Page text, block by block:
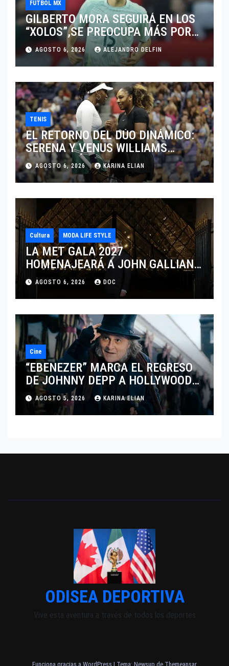
FÚTBOL MX
GILBERTO MORA SEGUIRÁ EN LOS
“XOLOS”,SE PREOCUPA MÁS POR
JUGAR EN SU EQUIPO.
AGOSTO 6, 2026 ALEJANDRO DELFIN
TENIS
EL RETORNO DEL DÚO DINÁMICO:
SERENA Y VENUS WILLIAMS
DISPUTARÁN LOS DOBLES EN
CINCINNATI 2026
AGOSTO 6, 2026 KARINA ELIAN
Cultura MODA LIFE STYLE
LA MET GALA 2027
HOMENAJEARÁ A JOHN GALLIANO
MARCANDO EL REGRESO DEL REY
DEL DRAMATISMO
AGOSTO 6, 2026 DOC
Cine
“EBENEZER” MARCA EL REGRESO
DE JOHNNY DEPP A HOLLYWOOD
TRAS SU PASO POR EL CINE
INDEPENDIENTE EUROPEO
AGOSTO 5, 2026 KARINA ELIAN
ODISEA DEPORTIVA
Vive esta aventura a través de todos los deportes
Funciona gracias a WordPress | Tema: Newsup de Themeansar